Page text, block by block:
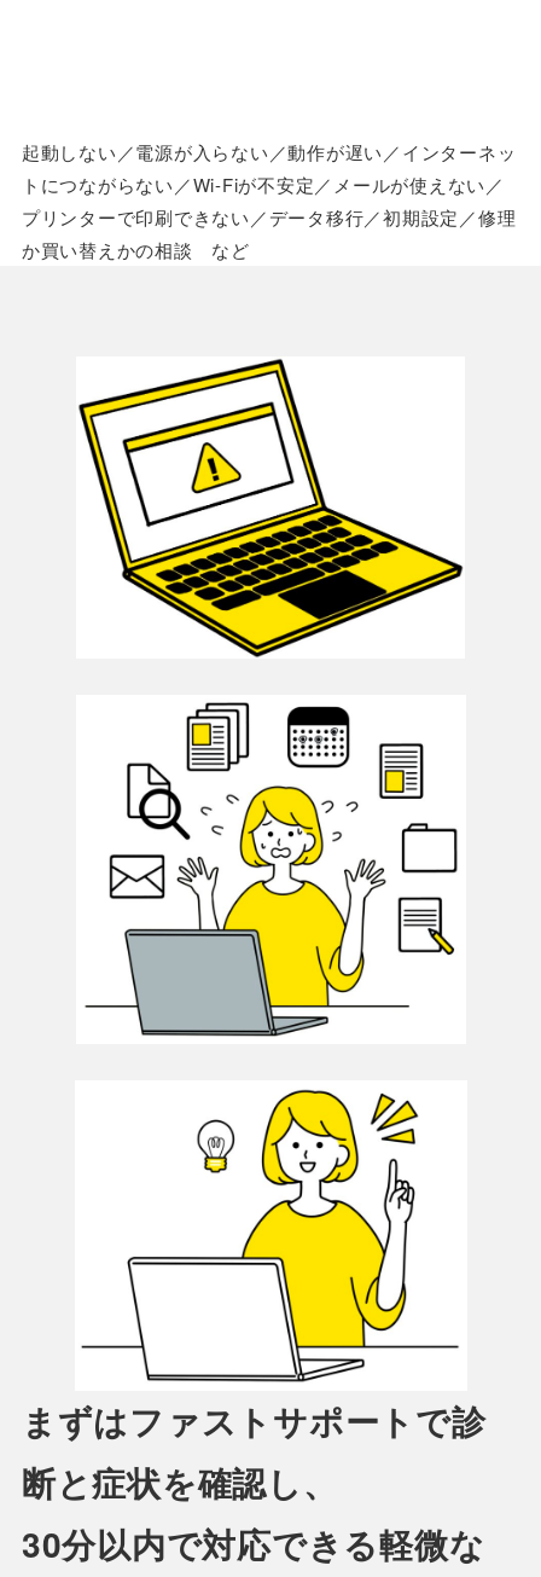
起動しない／電源が入らない／動作が遅い／インターネッ
トにつながらない／Wi-Fiが不安定／メールが使えない／
プリンターで印刷できない／データ移行／初期設定／修理
か買い替えかの相談 など
まずはファストサポートで診
断と症状を確認し、
30分以内で対応できる軽微な